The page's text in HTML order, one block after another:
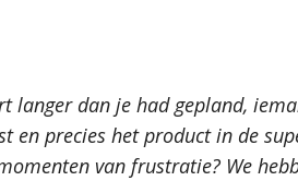
langer dan je had gepland,
en precies het product in de
van frustratie? We